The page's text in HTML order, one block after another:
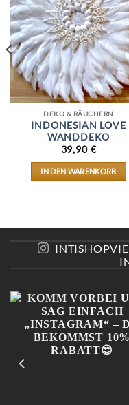
DEKO & RÄUCHERN
INDONESIAN LOVE
WANDDEKO
39,90 €
IN DEN WARENKORB